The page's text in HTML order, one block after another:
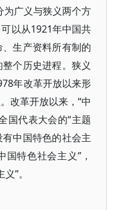
为广义与狭义两个方
以从1921年中国共
生产资料所有制的
个历史进程。狭义
年改革开放以来形
改革开放以来，“中
国代表大会的“主题
中国特色的社会主
国特色社会主义”，
”。